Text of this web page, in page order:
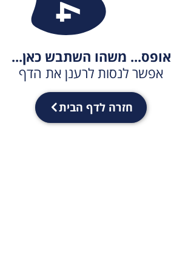
אופס... משהו השתבש כאן...
אפשר לנסות לרענן את הדף
חזרה לדף הבית